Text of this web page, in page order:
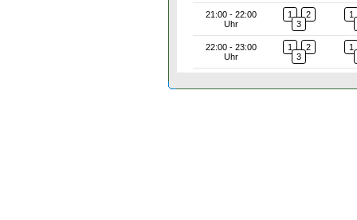
21:00 - 22:00
Uhr
1
2
3
1
22:00 - 23:00
Uhr
1
2
3
1